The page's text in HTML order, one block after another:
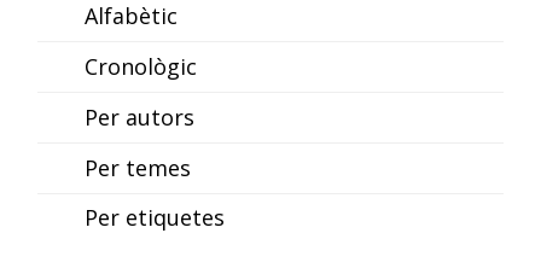
Alfabètic
Cronològic
Per autors
Per temes
Per etiquetes